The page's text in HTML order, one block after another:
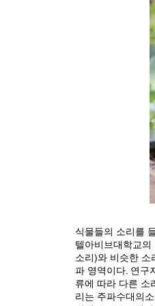
식물들의 소리를
텔아비브대학교
소리)와 비슷한 소
파 영역이다. 연구
류에 따라 다른 소
리는 주파수대의